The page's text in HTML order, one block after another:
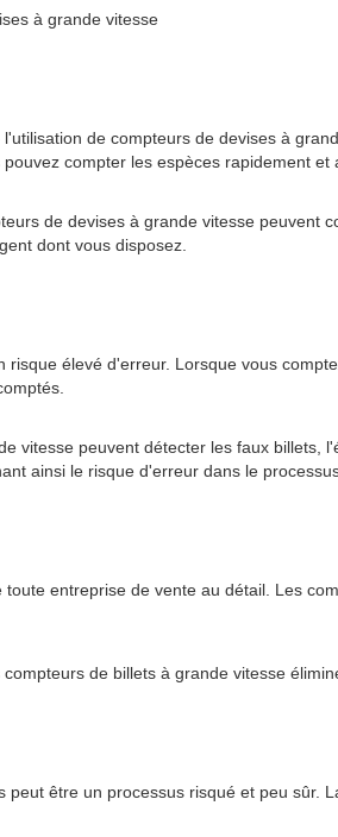
à grande vitesse
de compteurs de devises à
compter les espèces rapidement
de devises à grande vitesse
dont vous disposez.
risque élevé d'erreur. Lorsque vous
vitesse peuvent détecter les faux
ainsi le risque d'erreur dans le
toute entreprise de vente au détail. Les
de billets à grande vitesse
peut être un processus risqué et peu sûr.